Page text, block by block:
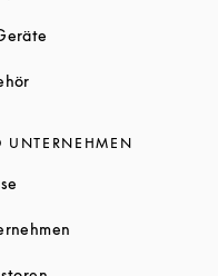
Link Opens in New Tab
Tab
UNTERNEHMEN